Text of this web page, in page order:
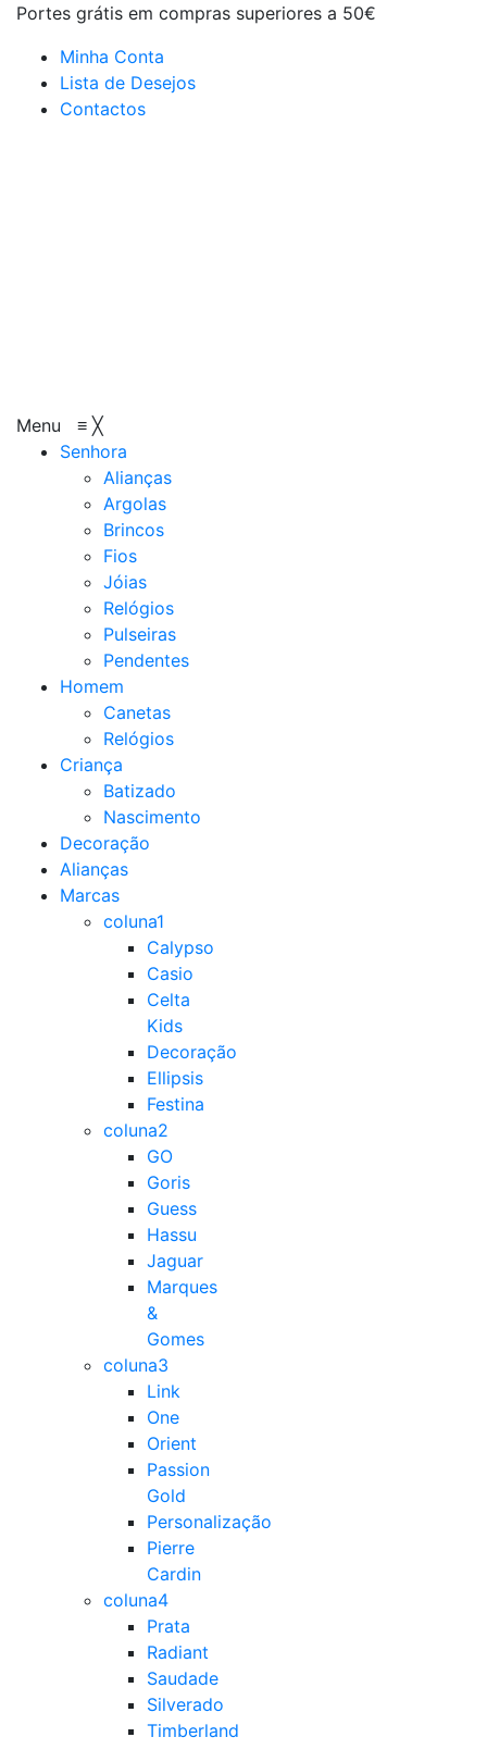
Portes grátis em compras superiores a 50€
Minha Conta
Lista de Desejos
Contactos
Menu ≡ ╳
Senhora
Alianças
Argolas
Brincos
Fios
Jóias
Relógios
Pulseiras
Pendentes
Homem
Canetas
Relógios
Criança
Batizado
Nascimento
Decoração
Alianças
Marcas
coluna1
Calypso
Casio
Celta
Kids
Decoração
Ellipsis
Festina
coluna2
GO
Goris
Guess
Hassu
Jaguar
Marques
&
Gomes
coluna3
Link
One
Orient
Passion
Gold
Personalização
Pierre
Cardin
coluna4
Prata
Radiant
Saudade
Silverado
Timberland